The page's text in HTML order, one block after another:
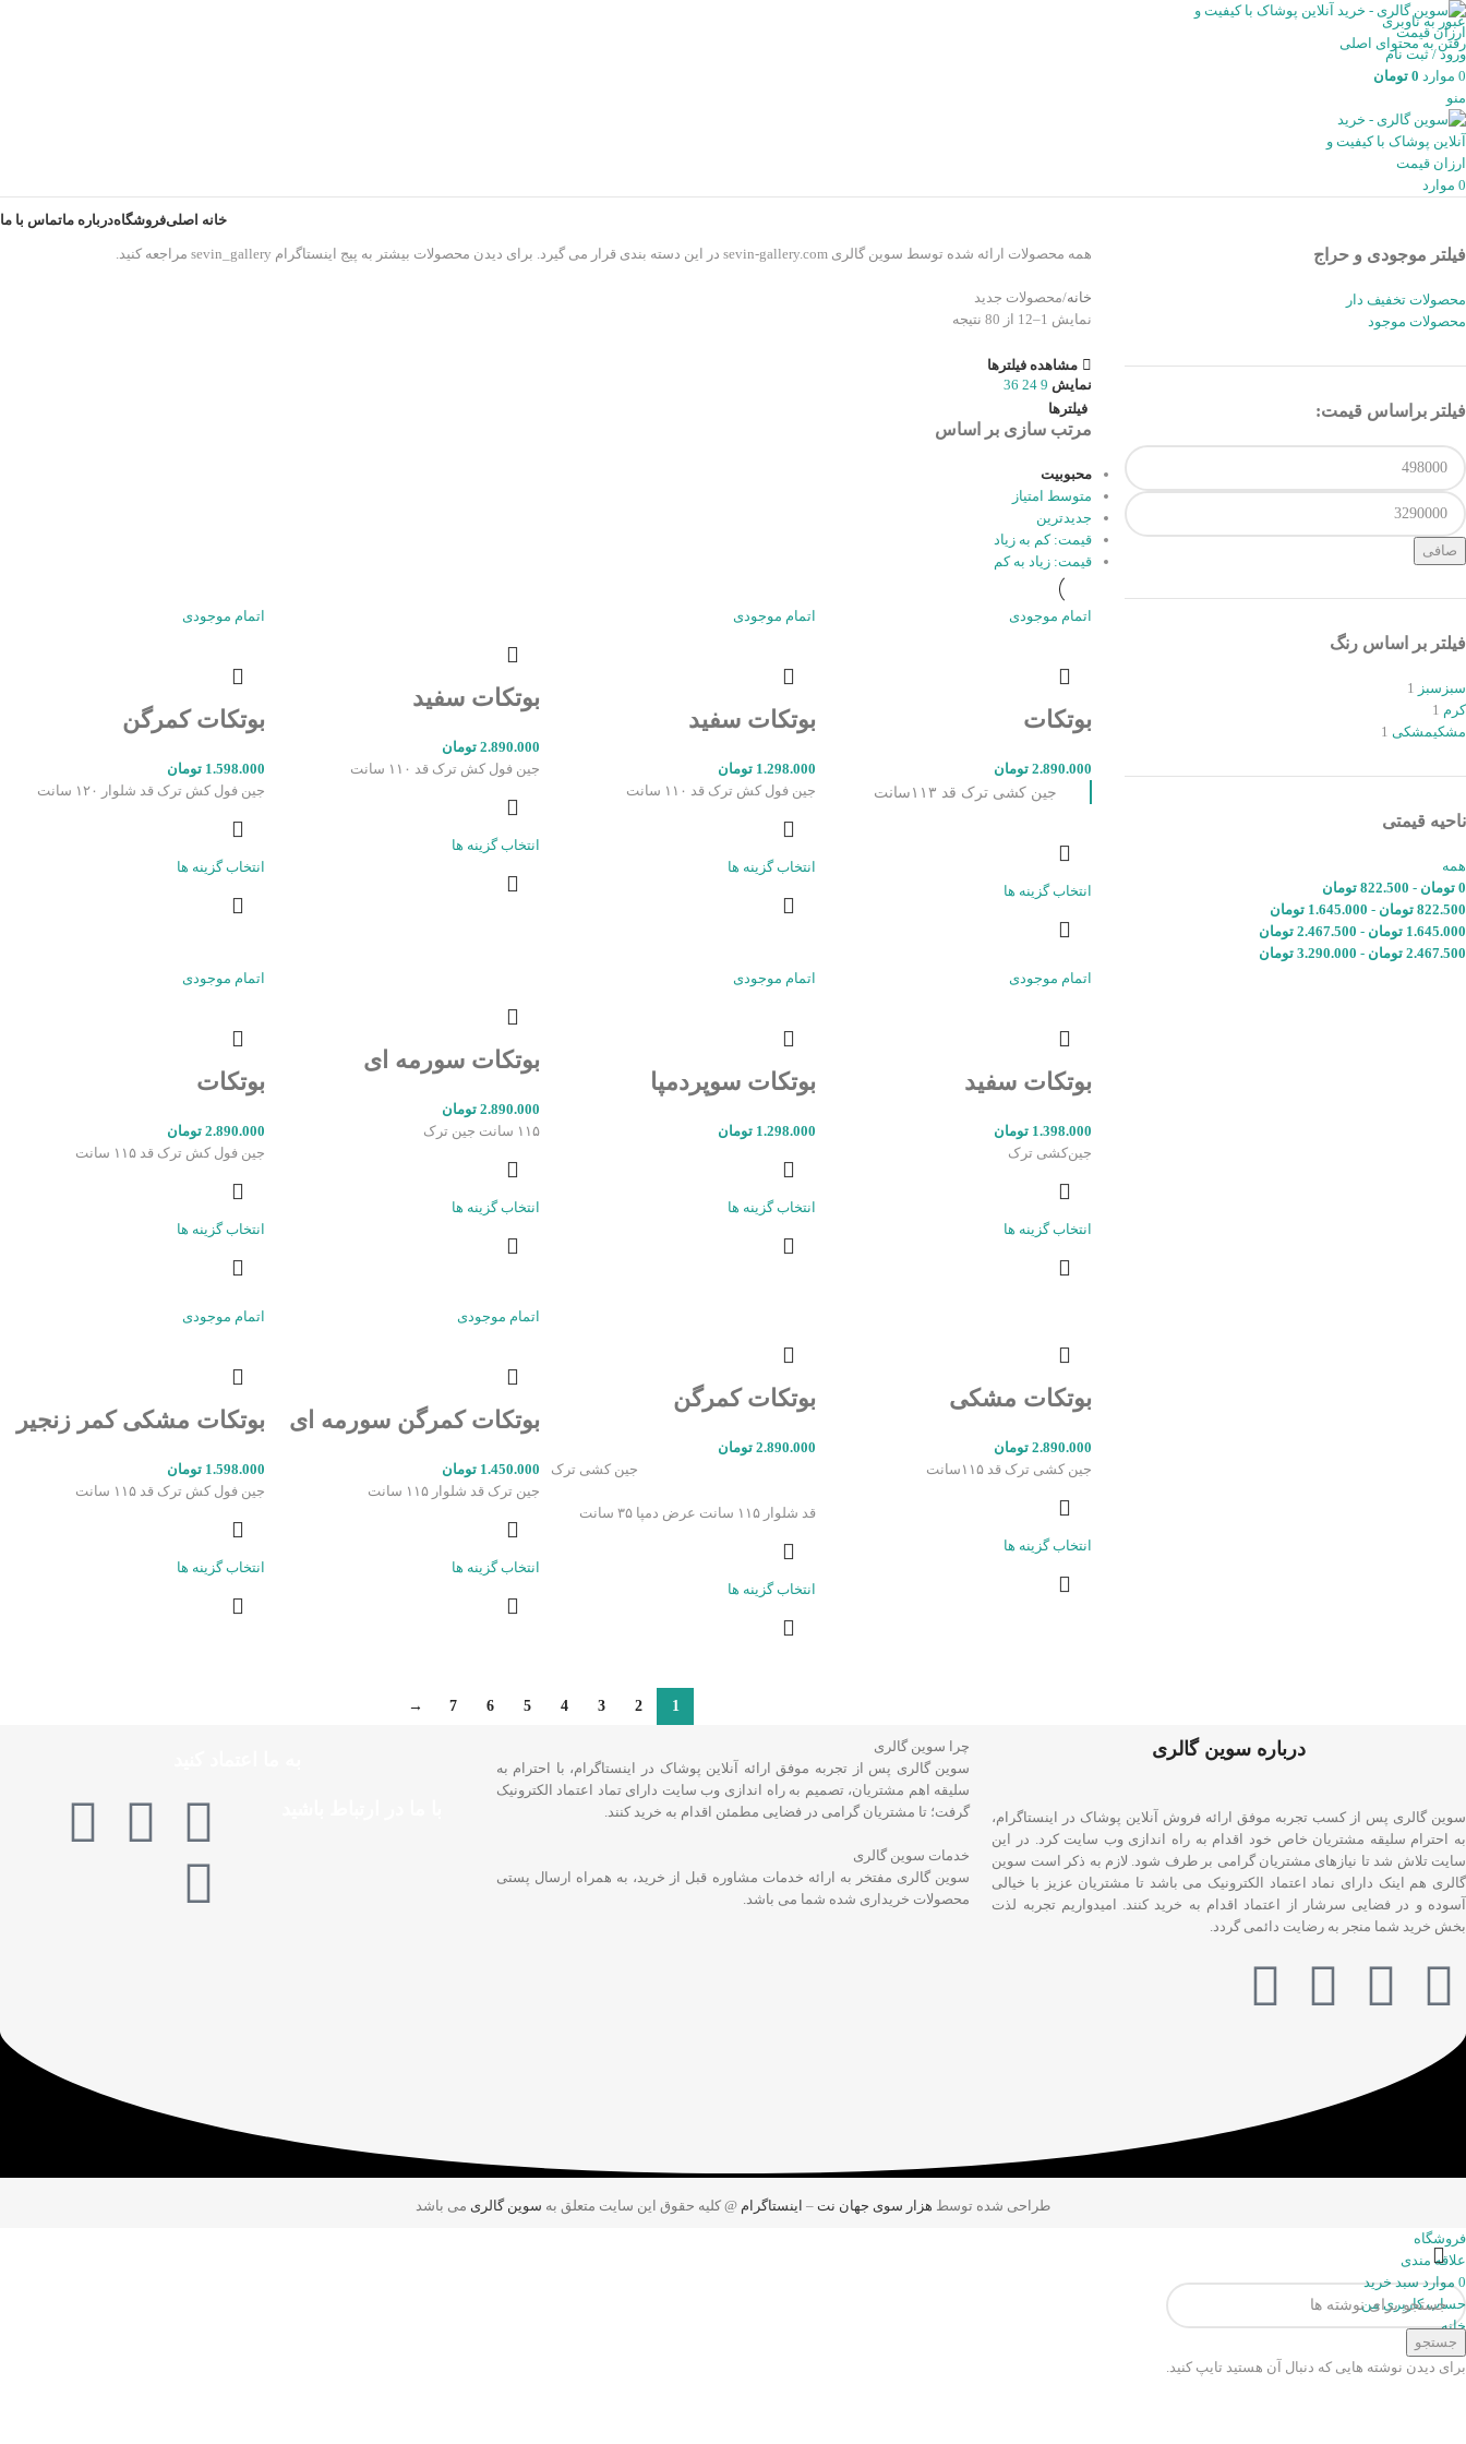
عبور به ناوبری
رفتن به محتوای اصلی
ورود / ثبت نام
0 موارد 0 تومان
منو
0 موارد
خانه اصلیفروشگاهدرباره ماتماس با ما
فیلتر موجودی و حراج
محصولات تخفیف دار
محصولات موجود
فیلتر براساس قیمت:
صافی
فیلتر بر اساس رنگ
سبز سبز 1
کرم 1
مشکیمشکی 1
ناحیه قیمتی
همه
0 تومان -
822.500 تومان
822.500 تومان -
1.645.000 تومان
1.645.000 تومان -
2.467.500 تومان
2.467.500 تومان -
3.290.000 تومان
همه محصولات ارائه شده توسط سوین گالری sevin-gallery.com در این دسته بندی قرار می گیرد. برای دیدن محصولات بیشتر به پیج اینستاگرام sevin_gallery مراجعه کنید.
خانه محصولات جدید
نمایش 1–12 از 80 نتیجه
مشاهده فیلترها
نمایش 9
24
36
فیلترها
مرتب سازی بر اساس
محبوبیت
متوسط امتیاز
جدیدترین
قیمت: کم به زیاد
قیمت: زیاد به کم
اتمام موجودی
بوتکات
2.890.000 تومان
جین کشی ترک قد ۱۱۳سانت
انتخاب گزینه ها
اتمام موجودی
بوتکات سفید
1.298.000 تومان
جین فول کش ترک قد ۱۱۰ سانت
انتخاب گزینه ها
بوتکات سفید
2.890.000 تومان
جین فول کش ترک قد ۱۱۰ سانت
انتخاب گزینه ها
اتمام موجودی
بوتکات کمرگن
1.598.000 تومان
جین فول کش ترک قد شلوار ۱۲۰ سانت
انتخاب گزینه ها
اتمام موجودی
بوتکات سفید
1.398.000 تومان
جین‌کشی ترک
انتخاب گزینه ها
اتمام موجودی
بوتکات سوپردمپا
1.298.000 تومان
انتخاب گزینه ها
بوتکات سورمه ای
2.890.000 تومان
۱۱۵ سانت جین ترک
انتخاب گزینه ها
اتمام موجودی
بوتکات
2.890.000 تومان
جین فول کش ترک قد ۱۱۵ سانت
انتخاب گزینه ها
بوتکات مشکی
2.890.000 تومان
جین کشی ترک قد ۱۱۵سانت
انتخاب گزینه ها
بوتکات کمرگن
2.890.000 تومان
جین کشی ترک
قد شلوار ۱۱۵ سانت عرض دمپا ۳۵ سانت
انتخاب گزینه ها
اتمام موجودی
بوتکات کمرگن سورمه ای
1.450.000 تومان
جین ترک قد شلوار ۱۱۵ سانت
انتخاب گزینه ها
اتمام موجودی
بوتکات مشکی کمر زنجیر
1.598.000 تومان
جین فول کش ترک قد ۱۱۵ سانت
انتخاب گزینه ها
1
2
3
4
5
6
7
→
درباره سوین گالری
سوین گالری پس از کسب تجربه موفق ارائه فروش آنلاین پوشاک در اینستاگرام،
به احترام سلیقه مشتریان خاص خود اقدام به راه اندازی وب سایت کرد. در این
سایت تلاش شد تا نیازهای مشتریان گرامی بر طرف شود. لازم به ذکر است سوین
گالری هم اینک دارای نماد اعتماد الکترونیک می باشد تا مشتریان عزیز با خیالی
آسوده و در فضایی سرشار از اعتماد اقدام به خرید کنند. امیدواریم تجربه لذت
بخش خرید شما منجر به رضایت دائمی گردد.
چرا سوین گالری
سوین گالری پس از تجربه موفق ارائه آنلاین پوشاک در اینستاگرام، با احترام به
سلیقه اهم مشتریان، تصمیم به راه اندازی وب سایت دارای تماد اعتماد الکترونیک
گرفت؛ تا مشتریان گرامی در فضایی مطمئن اقدام به خرید کنند.
خدمات سوین گالری
سوین گالری مفتخر به ارائه خدمات مشاوره قبل از خرید، به همراه ارسال پستی
محصولات خریداری شده شما می باشد.
طراحی شده توسط هزار سوی جهان نت – اینستاگرام @ کلیه حقوق این سایت متعلق به سوین گالری می باشد
جستجو
برای دیدن نوشته هایی که دنبال آن هستید تایپ کنید.
فروشگاه
علاقه مندی
0 موارد سبد خرید
حساب کاربری من
خانه